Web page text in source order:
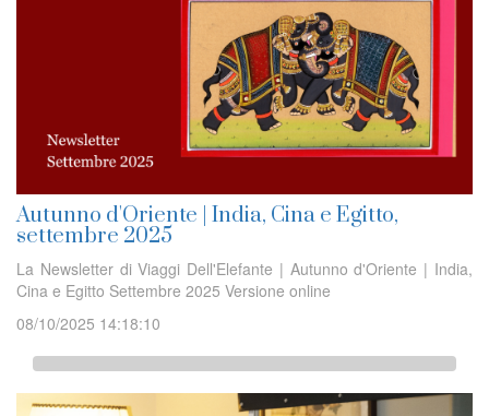
Autunno d'Oriente | India, Cina e Egitto,
settembre 2025
La Newsletter di Viaggi Dell'Elefante | Autunno d'Oriente | India,
Cina e Egitto Settembre 2025 Versione online
08/10/2025 14:18:10